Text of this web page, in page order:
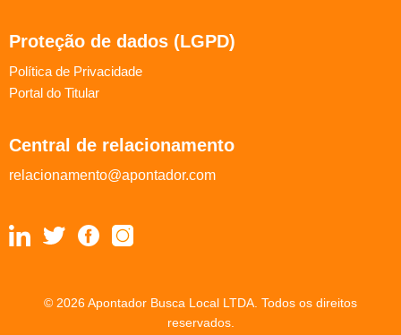
Proteção de dados (LGPD)
Política de Privacidade
Portal do Titular
Central de relacionamento
relacionamento@apontador.com
© 2026 Apontador Busca Local LTDA. Todos os direitos
reservados.